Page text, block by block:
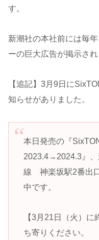
す。
新潮社の本社前には毎
ーの巨大広告が掲示され
【追記】3月9日に
知らせがありました。
本日発売の『
2023.4→2024.3』
線 神楽坂駅2番出
中です。
【3月21日（火）
ち寄りください。